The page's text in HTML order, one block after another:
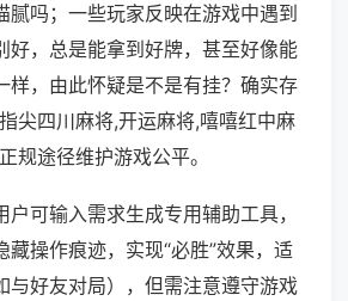
腻吗；一些玩家反映在游戏中遇到
好，总是能拿到好牌，甚至好像能
样，由此怀疑是不是有挂？确实存
尖四川麻将,开运麻将,嘻嘻红中麻
规途径维护游戏公平。
户可输入需求生成专用辅助工具，
藏操作痕迹，实现“必胜”效果，适
与好友对局），但需注意遵守游戏